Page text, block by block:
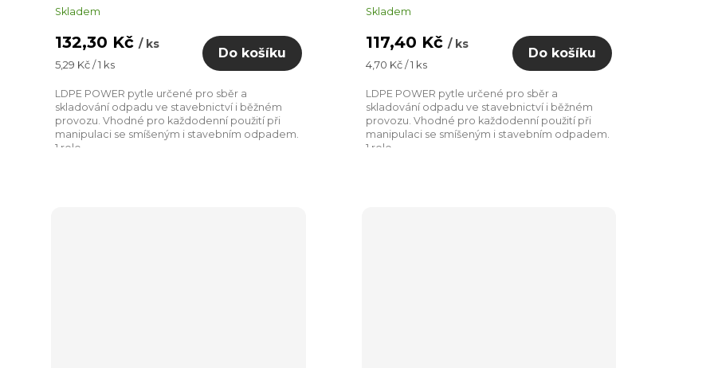
Skladem
132,30 Kč/ ks
Měrná
5,29 Kč / 1 ks
Do košíku
LDPE POWER pytle určené pro sběr a
skladování odpadu ve stavebnictví i běžném
provozu. Vhodné pro každodenní použití při
manipulaci se smíšeným i stavebním odpadem.
1 role...
Skladem
117,40 Kč / ks
Měrná
4,70 Kč / 1 ks
Do košíku
LDPE POWER pytle určené pro sběr a
skladování odpadu ve stavebnictví i běžném
provozu. Vhodné pro každodenní použití při
manipulaci se smíšeným i stavebním odpadem.
1 role...